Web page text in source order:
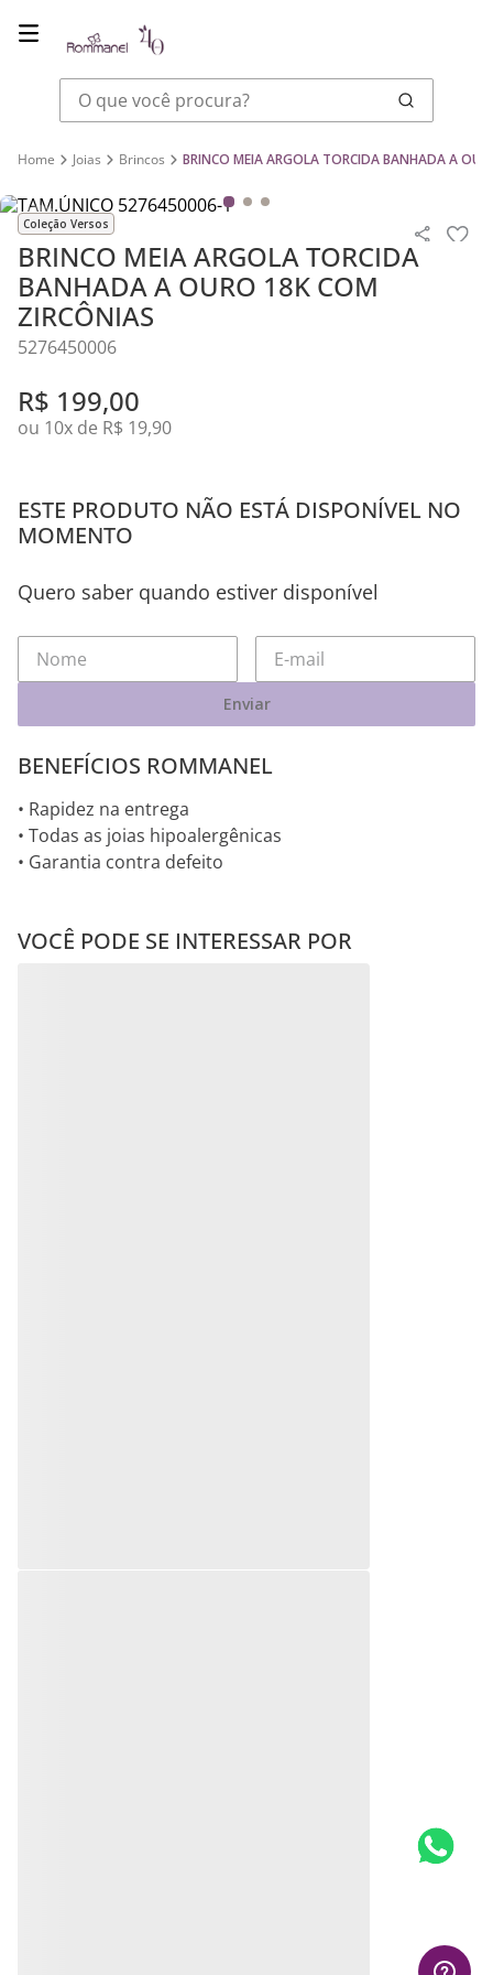
O que você procura?
Joias Brincos BRINCO MEIA ARGOLA TORCIDA BANHADA A
Coleção Versos
BRINCO MEIA ARGOLA TORCIDA
BANHADA A OURO 18K COM
ZIRCÔNIAS
5276450006
R$ 199,00
ou 10x de R$ 19,90
ESTE PRODUTO NÃO ESTÁ DISPONÍVEL NO
MOMENTO
Quero saber quando estiver disponível
Enviar
BENEFÍCIOS ROMMANEL
• Rapidez na entrega
• Todas as joias hipoalergênicas
• Garantia contra defeito
VOCÊ PODE SE INTERESSAR POR